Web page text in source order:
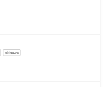
okinawa